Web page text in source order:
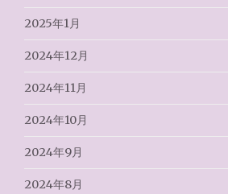
2025年1月
2024年12月
2024年11月
2024年10月
2024年9月
2024年8月